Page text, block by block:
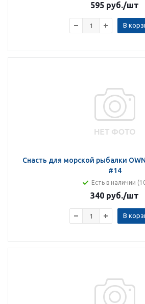
595 руб./шт
В
Снасть для морской рыбалки
#14
Есть в наличии
340 руб./шт
В